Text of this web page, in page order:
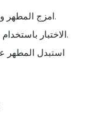
- امزج المطهر وفقًا لملصق المنتج (طريقة الدلو أو الرش).
- الاختبار باستخدام شرائط التعقيم وتوثيق النتائج إذا لزم الأمر.